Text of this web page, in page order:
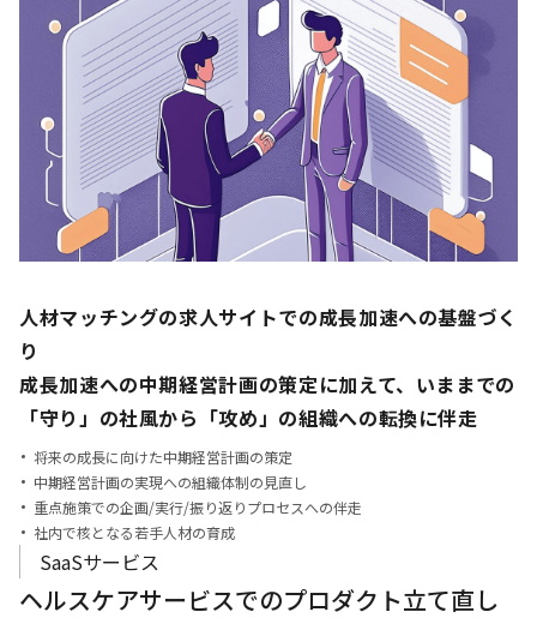
人材マッチングの求人サイトでの成長加速への基盤づく
り
成長加速への中期経営計画の策定に加えて、 いままでの
「守り」の社風から「攻め」の組織への転換に伴走
将来の成長に向けた中期経営計画の策定
中期経営計画の実現への組織体制の見直し
重点施策での企画/実行/振り返りプロセスへの伴走
社内で核となる若手人材の育成
SaaSサービス
ヘルスケアサービスでのプロダクト立て直し